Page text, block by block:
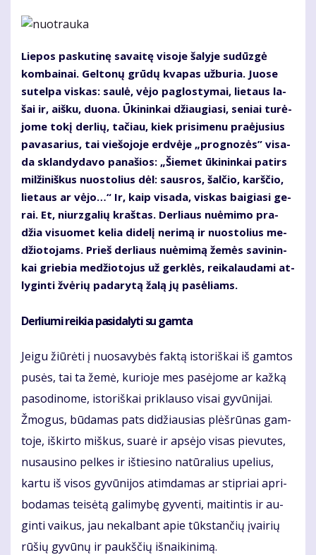
Lie­pos pas­ku­ti­nę sa­vai­tę vi­so­je ša­ly­je su­dūz­gė
kom­bai­nai. Gel­to­nų grū­dų kva­pas už­bu­ria. Juo­se
su­tel­pa vis­kas: sau­lė, vė­jo pa­glos­ty­mai, lie­taus la­
šai ir, aiš­ku, duo­na. Ūki­nin­kai džiau­gia­si, se­niai tu­rė­
jo­me to­kį der­lių, ta­čiau, kiek pri­si­me­nu pra­ėju­sius
pa­va­sa­rius, tai vie­šo­jo­je erd­vė­je „prog­no­zės” vi­sa­
da sklan­dy­da­vo pa­na­šios: „Šie­met ūki­nin­kai pa­tirs
mil­ži­niš­kus nuos­to­lius dėl: saus­ros, šal­čio, karš­čio,
lie­taus ar vė­jo…“ Ir, kaip vi­sa­da, vis­kas bai­gia­si ge­
rai. Et, niurz­ga­lių kraš­tas. Der­liaus nu­ė­mi­mo pra­
džia vi­suo­met ke­lia di­de­lį ne­ri­mą ir nuos­to­lius me­
džio­to­jams. Prieš der­liaus nu­ė­mi­mą že­mės sa­vi­nin­
kai grie­bia me­džio­to­jus už ger­klės, rei­ka­lau­da­mi at­
ly­gin­ti žvė­rių pa­da­ry­tą ža­lą jų pa­sė­liams.
Derliu­mi rei­kia pa­si­da­ly­ti su gam­ta
Jei­gu žiū­rė­ti į nuo­sa­vy­bės fak­tą is­to­riš­kai iš gam­tos
pu­sės, tai ta že­mė, ku­rio­je mes pa­sė­jo­me ar kaž­ką
pa­so­di­no­me, is­to­riš­kai pri­klau­so vi­sai gy­vū­ni­jai.
Žmo­gus, bū­da­mas pats di­džiau­sias plėš­rū­nas gam­
to­je, iš­kir­to miš­kus, su­arė ir ap­sė­jo vi­sas pie­vu­tes,
nu­sau­si­no pel­kes ir iš­tie­si­no na­tū­ra­lius upe­lius,
kar­tu iš vi­sos gy­vū­ni­jos at­im­da­mas ar stip­riai ap­ri­
bo­da­mas tei­sė­tą ga­li­my­bę gy­ven­ti, mai­tin­tis ir au­
gin­ti vai­kus, jau ne­kal­bant apie tūks­tan­čių įvai­rių
rū­šių gy­vū­nų ir paukš­čių iš­nai­ki­ni­mą.